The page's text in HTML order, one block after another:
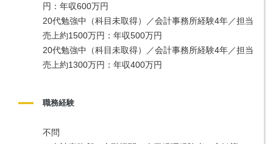
円：年収600万円
20代勉強中（科目未取得）／会計事務所経験4年／担当
売上約1500万円：年収500万円
20代勉強中（科目未取得）／会計事務所経験4年／担当
売上約1300万円：年収400万円
職務経験
不問